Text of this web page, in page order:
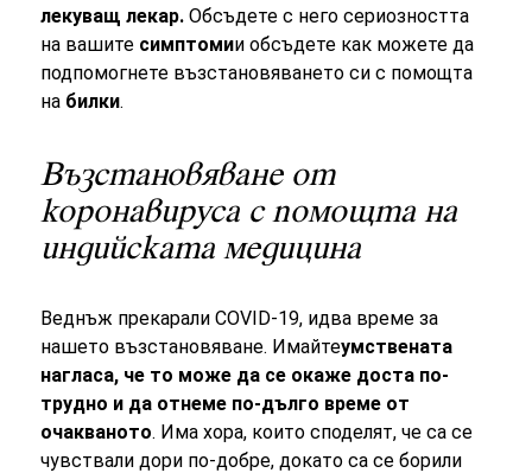
лекуващ лекар.Обсъдете с него сериозността
на вашите симптомии обсъдете как можете да
подпомогнете възстановяването си с помощта
на билки.
Възстановяване от
коронавируса с помощта на
индийската медицина
Веднъж прекарали COVID-19, идва време за
нашето възстановяване. Имайтеумствената
нагласа, че то може да се окаже доста по-
трудно и да отнеме по-дълго време от
очакваното. Има хора, които споделят, че са се
чувствали дори по-добре, докато са се борили